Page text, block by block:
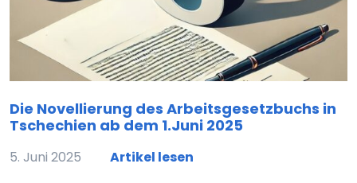
Die Novellierung des Arbeitsgesetzbuchs in
Tschechien ab dem 1.Juni 2025
5. Juni 2025 Artikel lesen